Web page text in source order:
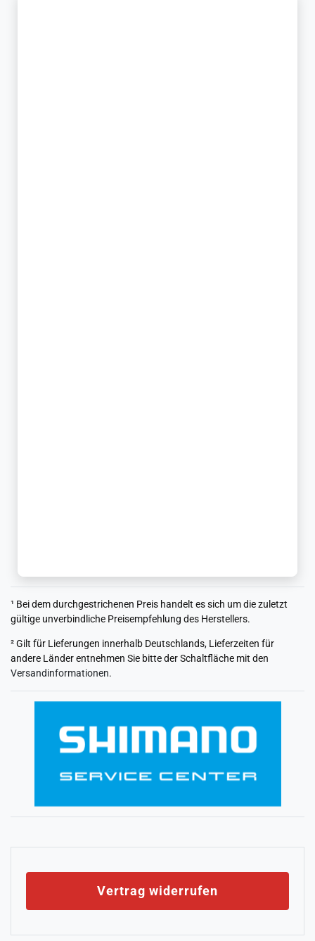
¹ Bei dem durchgestrichenen Preis handelt es sich um die zuletzt
gültige unverbindliche Preisempfehlung des Herstellers.
² Gilt für Lieferungen innerhalb Deutschlands, Lieferzeiten für
andere Länder entnehmen Sie bitte der Schaltfläche mit den
Versandinformationen.
Vertrag widerrufen